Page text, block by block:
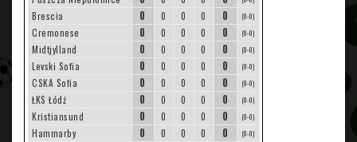
Brescia 0 0 0 0 0 (0-0)
Cremonese 0 0 0 0 0 (0-0)
Midtjylland 0 0 0 0 0 (0-0)
Levski Sofia 0 0 0 0 0 (0-0)
CSKA Sofia 0 0 0 0 0 (0-0)
ŁKS Łódź 0 0 0 0 0 (0-0)
Kristiansund 0 0 0 0 0 (0-0)
Hammarby 0 0 0 0 0 (0-0)